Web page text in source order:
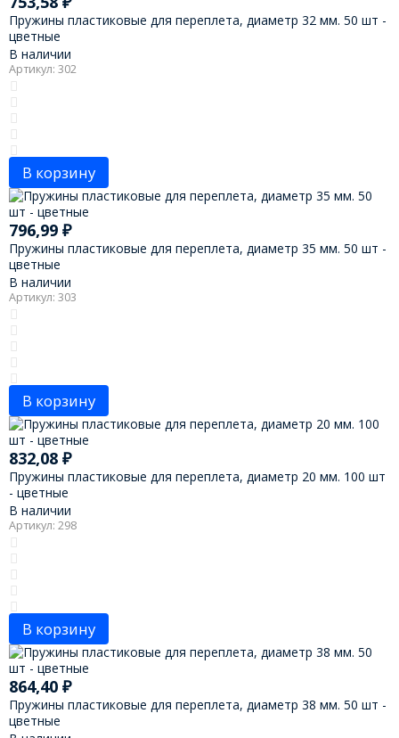
Пружины пластиковые для переплета, диаметр 32 мм. 50 шт -
цветные
В наличии
Артикул: 302
В корзину
796,99 ₽
Пружины пластиковые для переплета, диаметр 35 мм. 50 шт -
цветные
В наличии
Артикул: 303
В корзину
832,08 ₽
Пружины пластиковые для переплета, диаметр 20 мм. 100 шт
- цветные
В наличии
Артикул: 298
В корзину
864,40 ₽
Пружины пластиковые для переплета, диаметр 38 мм. 50 шт -
цветные